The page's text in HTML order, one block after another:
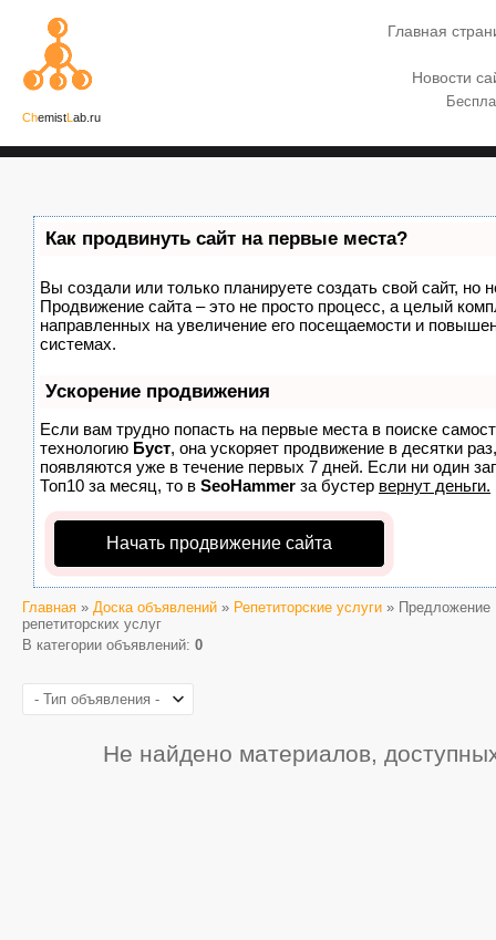
ChemistL ab.ru
Главная
Новости
Как продвинуть сайт на первые места?
Вы создали или только планируете создать свой сайт, но
Продвижение сайта – это не просто процесс, а целый
направленных на увеличение его посещаемости и
системах.
Ускорение продвижения
Если вам трудно попасть на первые места в поиске
технологию Буст, она ускоряет продвижение в десятки
появляются уже в течение первых 7 дней. Если ни один
Топ10 за месяц, то в SeoHammer за бустер вернут деньги.
Начать продвижение сайта
Главная » Доска объявлений » Репетиторские услуги » Предложение
репетиторских услуг
В категории объявлений: 0
Не найдено материалов,